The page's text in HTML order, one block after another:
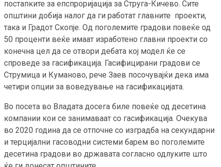
постапките за епспроријација за Струга-Кичево. Сите
општини добија налог да ги работат главните проекти,
така и Градот Скопје. Од поголемите градови повеќе од
50 проценти веќе имаат изработено главни проекти со
конечна цел да се отвори дебата кој модел ќе се
спроведе за гасификација. Гасифицирани градови се
Струмица и Куманово, рече Заев посочувајќи дека има
четири опции за воведување на гасификацијата.
Во посета во Владата досега биле повеќе од десетина
компании кои се занимаваат со гасификација. Очекува
во 2020 година да се отпочне со изградба на секундарни
и терцијални гасоводни системи барем во поголемите
десетина градови во државата согласно одлуките што